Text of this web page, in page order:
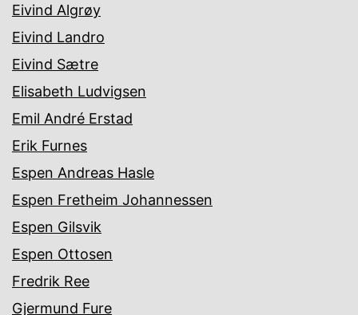
Eivind Algrøy
Eivind Landro
Eivind Sætre
Elisabeth Ludvigsen
Emil André Erstad
Erik Furnes
Espen Andreas Hasle
Espen Fretheim Johannessen
Espen Gilsvik
Espen Ottosen
Fredrik Ree
Gjermund Fure